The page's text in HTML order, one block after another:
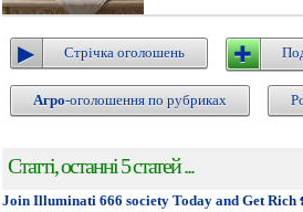
Стрічка оголошень
Агро-оголошення по рубриках
Статті, останні 5 статей ...
Join Illuminati 666 society Today and Get Rich